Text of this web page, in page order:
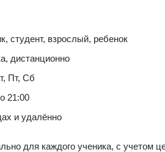
студент, взрослый, ребенок
дистанционно
Пт, Сб
21:00
и удалённо
для каждого ученика, с учетом